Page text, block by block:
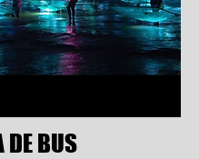
DE BUS